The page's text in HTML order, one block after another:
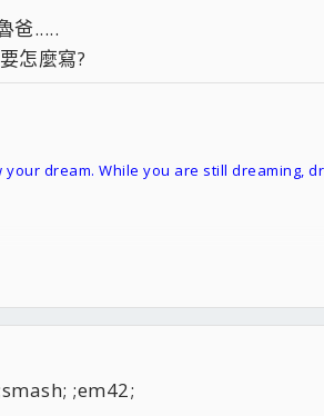
爸.....
怎麼寫?
dream. While you are still dreaming,
;em42;